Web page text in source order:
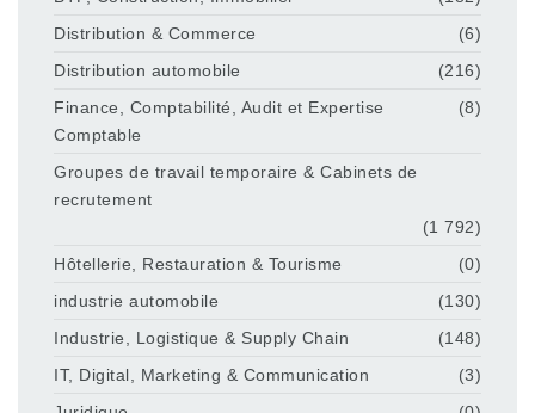
Distribution & Commerce
(6)
Distribution automobile
(216)
Finance, Comptabilité, Audit et Expertise
Comptable
(8)
Groupes de travail temporaire & Cabinets de
recrutement
(1 792)
Hôtellerie, Restauration & Tourisme
(0)
industrie automobile
(130)
Industrie, Logistique & Supply Chain
(148)
IT, Digital, Marketing & Communication
(3)